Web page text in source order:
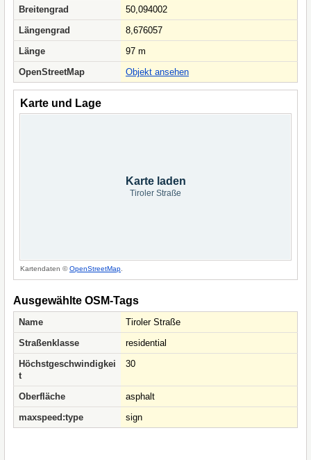
Breitengrad
50,094002
Längengrad
8,676057
Länge
97 m
OpenStreetMap
Objekt ansehen
Karte und Lage
Karte laden
Tiroler Straße
Kartendaten ©OpenStreetMap
Ausgewählte OSM-Tags
Name
Tiroler Straße
Straßenklasse
residential
Höchstgeschwindigkei
t
30
Oberfläche
asphalt
maxspeed:type
sign